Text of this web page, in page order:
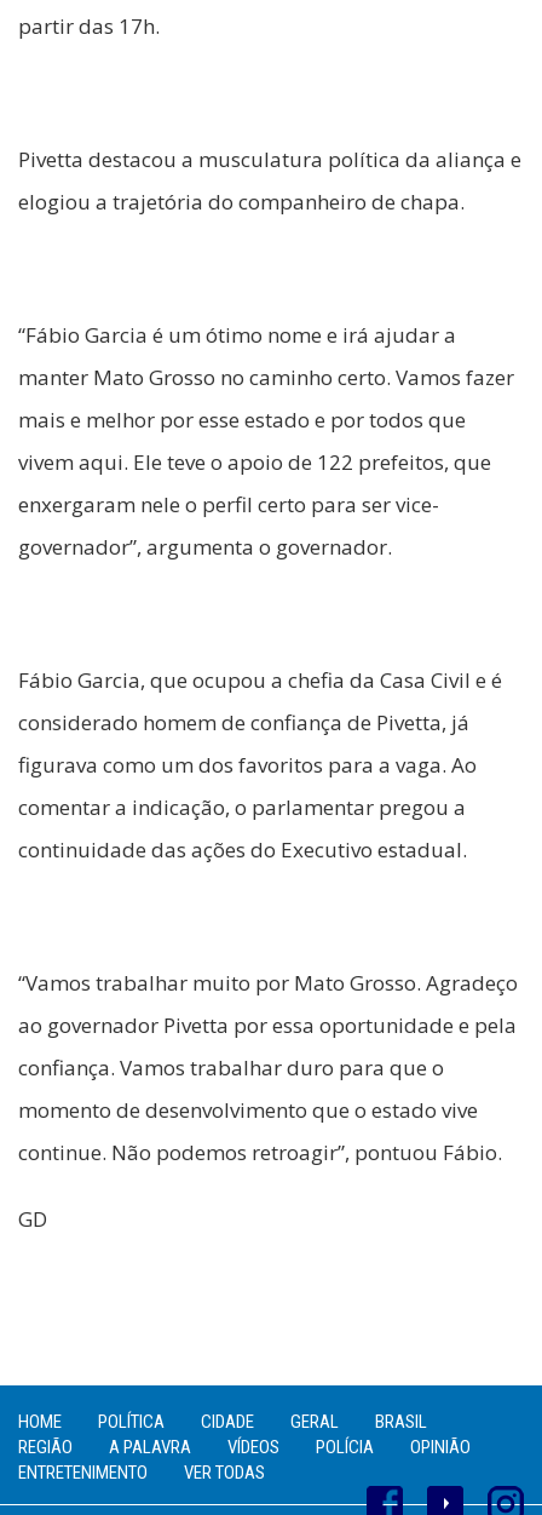
partir das 17h.
Pivetta destacou a musculatura política da aliança e
elogiou a trajetória do companheiro de chapa.
“Fábio Garcia é um ótimo nome e irá ajudar a
manter Mato Grosso no caminho certo. Vamos fazer
mais e melhor por esse estado e por todos que
vivem aqui. Ele teve o apoio de 122 prefeitos, que
enxergaram nele o perfil certo para ser vice-
governador”, argumenta o governador.
Fábio Garcia, que ocupou a chefia da Casa Civil e é
considerado homem de confiança de Pivetta, já
figurava como um dos favoritos para a vaga. Ao
comentar a indicação, o parlamentar pregou a
continuidade das ações do Executivo estadual.
“Vamos trabalhar muito por Mato Grosso. Agradeço
ao governador Pivetta por essa oportunidade e pela
confiança. Vamos trabalhar duro para que o
momento de desenvolvimento que o estado vive
continue. Não podemos retroagir”, pontuou Fábio.
GD
HOME POLÍTICA CIDADE GERAL
BRASIL
REGIÃO
A PALAVRA VÍDEOS POLÍCIA
OPINIÃO
ENTRETENIMENTO
VER TODAS